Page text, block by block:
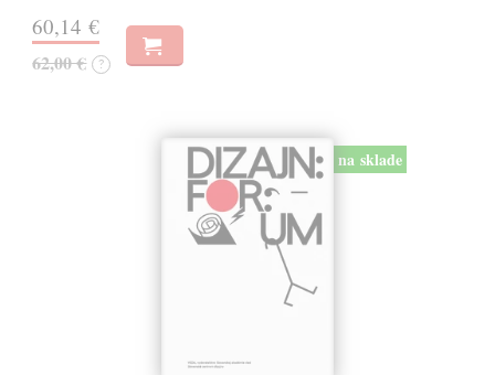
60,14 €
62,00 € ?
na sklade